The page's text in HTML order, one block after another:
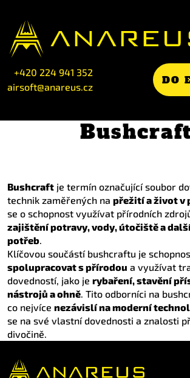
+420 224 941 352
airsoft@anareus.cz
DO
Bushcraft je termín označující soubor
technik zaměřených na přežití a život v
se o schopnost využívat přírodních
zajištění potravy, vody, útočiště a
potřeb.
Klíčovou součástí bushcraftu je
spolupracovat s přírodou a využívat
dovedností, jako je rybaření, stavění
nástrojů a ohně. Tito odborníci na
co nejvíce nezávislí na moderní
se na své vlastní dovednosti a znalosti
divočině.